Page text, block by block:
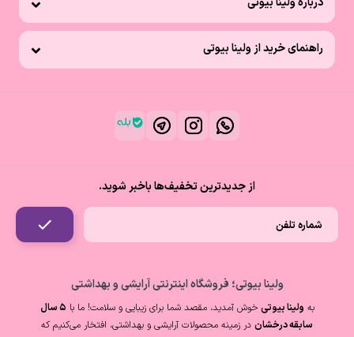
راهنمای خرید از ولینا بیوتی
از جدیدترین تخفیف‌ها باخبر شوید.
ولینا بیوتی؛ فروشگاه اینترنتی آرایشی و بهداشتی
به ولینا بیوتی خوش آمدید، مقصد شما برای زیبایی و سلامت! ما با
۵ سال
سابقه درخشان در زمینه محصولات آرایشی و بهداشتی، افتخار می‌کنیم که